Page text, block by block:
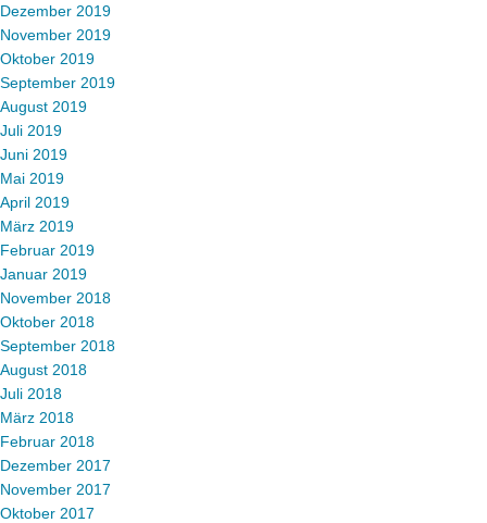
Dezember 2019
November 2019
Oktober 2019
September 2019
August 2019
Juli 2019
Juni 2019
Mai 2019
April 2019
März 2019
Februar 2019
Januar 2019
November 2018
Oktober 2018
September 2018
August 2018
Juli 2018
März 2018
Februar 2018
Dezember 2017
November 2017
Oktober 2017